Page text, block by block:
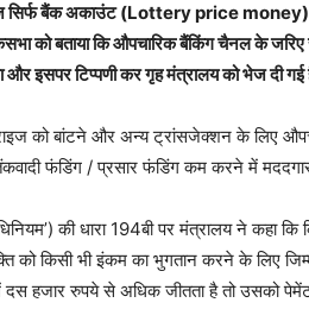
सिर्फ बैंक अकाउंट (Lottery price money)
को बताया कि औपचारिक बैंकिंग चैनल के
इसपर टिप्पणी कर गृह मंत्रालय को भेज दी गई
को बांटने और अन्य ट्रांसजेक्शन के लिए
फंडिंग / प्रसार फंडिंग कम करने में
की धारा 194बी पर मंत्रालय ने कहा कि
को किसी भी इंकम का भुगतान करने के लिए
दस हजार रुपये से अधिक जीतता है तो उसको